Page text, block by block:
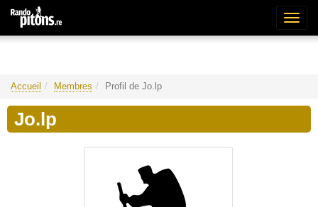
Accueil Membres Profil de Jo.lp
Jo.lp